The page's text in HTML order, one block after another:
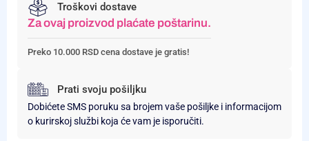
Troškovi dostave
Za ovaj proizvod plaćate poštarinu.
Preko 10.000 RSD cena dostave je gratis!
Prati svoju pošiljku
Dobićete SMS poruku sa brojem vaše pošiljke i informacijom
o kurirskoj službi koja će vam je isporučiti.